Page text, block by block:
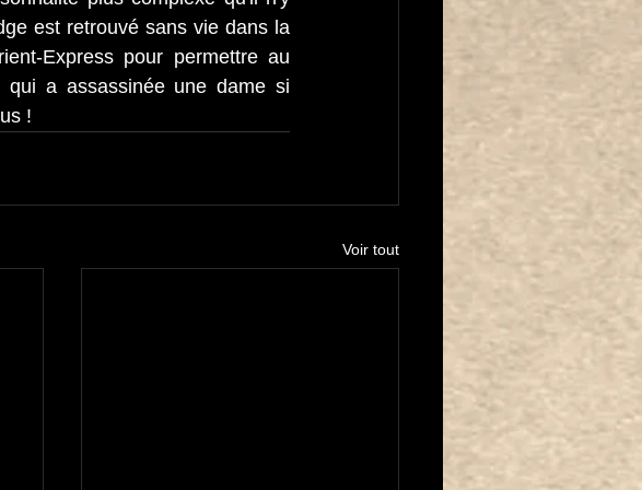
est retrouvé sans vie dans la
Express pour permettre au
a assassinée une dame si
!
Voir tout